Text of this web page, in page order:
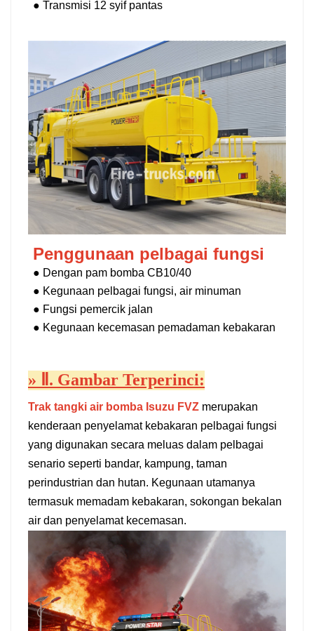
● Transmisi 12 syif pantas
Penggunaan pelbagai fungsi
● Dengan pam bomba CB10/40
● Kegunaan pelbagai fungsi, air minuman
● Fungsi pemercik jalan
● Kegunaan kecemasan pemadaman kebakaran
» Ⅱ. Gambar Terperinci:
Trak tangki air bomba Isuzu FVZ merupakan
kenderaan penyelamat kebakaran pelbagai fungsi
yang digunakan secara meluas dalam pelbagai
senario seperti bandar, kampung, taman
perindustrian dan hutan. Kegunaan utamanya
termasuk memadam kebakaran, sokongan bekalan
air dan penyelamat kecemasan.